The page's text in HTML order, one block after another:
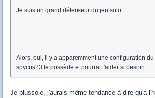
Je suis un grand défenseur du jeu solo.
Alors, oui, il y a apparemment une configuration
spycos23 le possède et pourrai t'aider si besoin
Je plussoie, j'aurais même tendance à dire qu'à